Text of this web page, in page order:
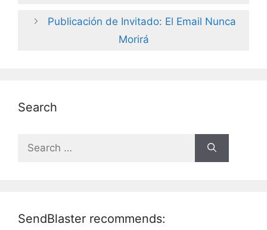
Publicación de Invitado: El Email Nunca
Morirá
Search
Search
SendBlaster recommends: